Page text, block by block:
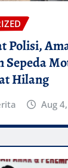
Polisi,
Sepeda
Hilang
Aug